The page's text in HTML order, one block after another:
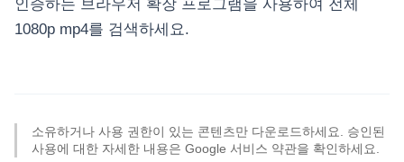
인증하는 브라우저 확장 프로그램을 사용하여 전체
1080p mp4를 검색하세요.
소유하거나 사용 권한이 있는 콘텐츠만 다운로드하세요. 승인된
사용에 대한 자세한 내용은 Google 서비스 약관을 확인하세요.